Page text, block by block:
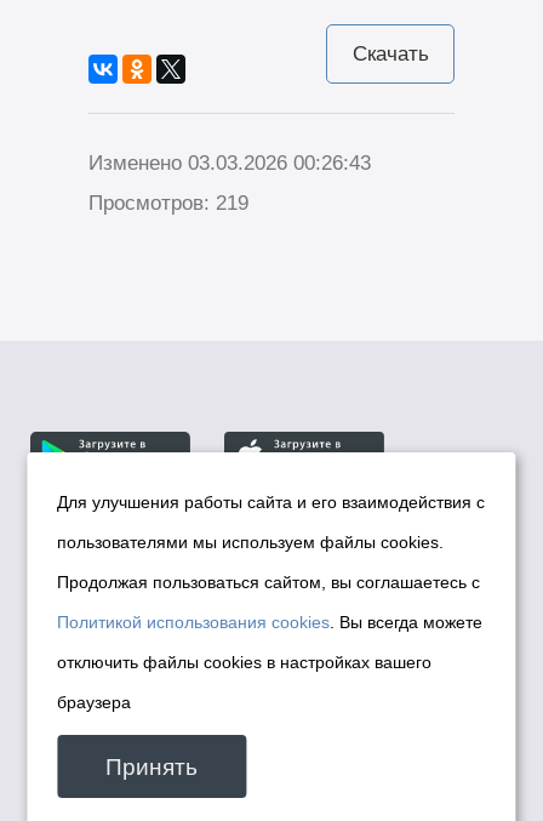
Скачать
Изменено 03.03.2026 00:26:43
Просмотров: 219
© Департамент информационной политики мэрии
города Новосибирска, 2026
Политика использования Cookies
Политика по обработке персональных
данных в информационных системах
мэрии города Новосибирска
Техническая поддержка сайта -
malinchukvl@mail.ru
Для улучшения работы сайта и его взаимодействия с
пользователями мы используем файлы cookies.
Продолжая пользоваться сайтом, вы соглашаетесь с
Политикой использования cookies . Вы всегда можете
отключить файлы cookies в настройках вашего
браузера
Принять